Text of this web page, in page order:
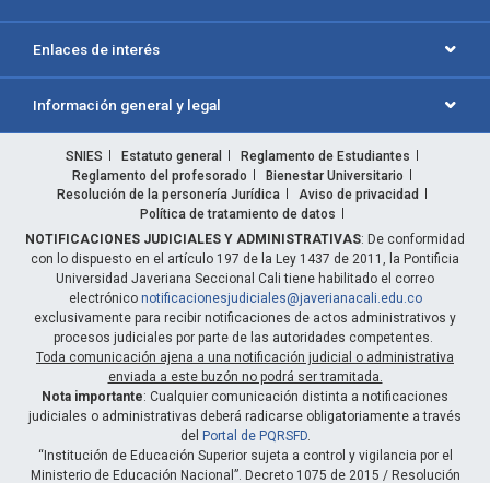
Enlaces de interés
Información general y legal
SNIES Estatuto general
Reglamento de Estudiantes
Reglamento del profesorado
Bienestar Universitario
Resolución de la personería Jurídica
Aviso de privacidad
Política de tratamiento de datos
NOTIFICACIONES JUDICIALES Y ADMINISTRATIVAS: De conformidad
con lo dispuesto en el artículo 197 de la Ley 1437 de 2011, la Pontificia
Universidad Javeriana Seccional Cali tiene habilitado el correo
electrónico notificacionesjudiciales@javerianacali.edu.co
exclusivamente para recibir notificaciones de actos administrativos y
procesos judiciales por parte de las autoridades competentes.
Toda comunicación ajena a una notificación judicial o administrativa
enviada a este buzón no podrá ser tramitada.
Nota importante: Cualquier comunicación distinta a notificaciones
judiciales o administrativas deberá radicarse obligatoriamente a través
del Portal de PQRSFD.
“Institución de Educación Superior sujeta a control y vigilancia por el
Ministerio de Educación Nacional”. Decreto 1075 de 2015 / Resolución